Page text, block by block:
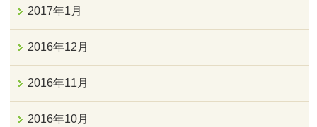
2017年1月
2016年12月
2016年11月
2016年10月